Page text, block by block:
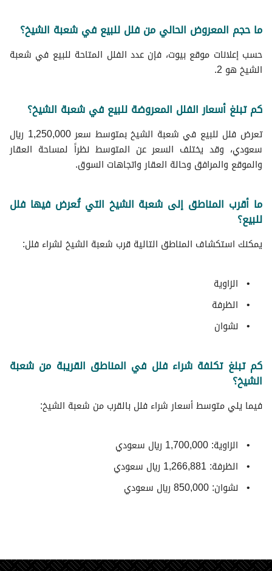
ما حجم المعروض الحالي من فلل للبيع في شعبة الشيخ؟
حسب إعلانات موقع بيوت، فإن عدد الفلل المتاحة للبيع في شعبة
الشيخ هو 2.
كم تبلغ أسعار الفلل المعروضة للبيع في شعبة الشيخ؟
تعرض فلل للبيع في شعبة الشيخ بمتوسط سعر 1,250,000 ريال
سعودي، وقد يختلف السعر عن المتوسط نظراً لمساحة العقار
والموقع والمرافق وحالة العقار واتجاهات السوق.
ما أقرب المناطق إلى شعبة الشيخ التي تُعرض فيها فلل
للبيع؟
يمكنك استكشاف المناطق التالية قرب شعبة الشيخ لشراء فلل:
الزاوية
الظرفة
نشوان
كم تبلغ تكلفة شراء فلل في المناطق القريبة من شعبة
الشيخ؟
فيما يلي متوسط ​​أسعار شراء فلل بالقرب من شعبة الشيخ:
الزاوية: 1,700,000 ريال سعودي
الظرفة: 1,266,881 ريال سعودي
نشوان: 850,000 ريال سعودي